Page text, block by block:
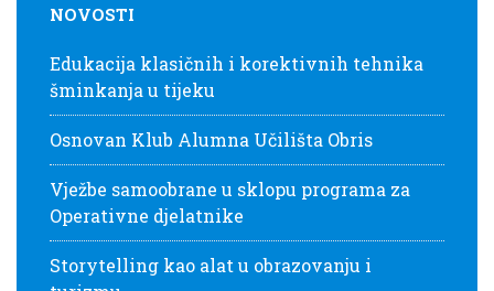
NOVOSTI
Edukacija klasičnih i korektivnih tehnika
šminkanja u tijeku
Osnovan Klub Alumna Učilišta Obris
Vježbe samoobrane u sklopu programa za
Operativne djelatnike
Storytelling kao alat u obrazovanju i